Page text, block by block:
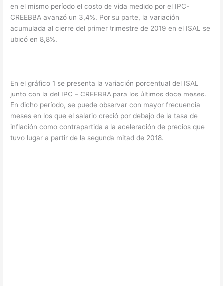
en el mismo período el costo de vida medido por el IPC-
CREEBBA avanzó un 3,4%. Por su parte, la variación
acumulada al cierre del primer trimestre de 2019 en el ISAL se
ubicó en 8,8%.
En el gráfico 1 se presenta la variación porcentual del ISAL
junto con la del IPC – CREEBBA para los últimos doce meses.
En dicho período, se puede observar con mayor frecuencia
meses en los que el salario creció por debajo de la tasa de
inflación como contrapartida a la aceleración de precios que
tuvo lugar a partir de la segunda mitad de 2018.